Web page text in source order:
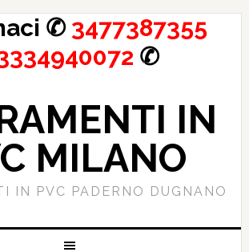
✆ 3477387355
✆
IN
MILANO
IN PVC PADERNO DUGNANO